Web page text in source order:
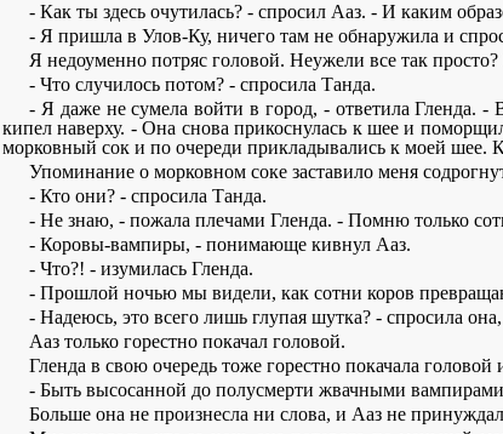
- Как ты здесь очутилась? - спросил Ааз. - И каким
- Я пришла в Улов-Ку, ничего там не обнаружила и
Я недоуменно потряс головой. Неужели все так
- Что случилось потом? - спросила Танда.
- Я даже не сумела войти в город, - ответила Гленда. -
кипел наверху. - Она снова прикоснулась к шее и
морковный сок и по очереди прикладывались к моей шее.
Упоминание о морковном соке заставило меня
- Кто они? - спросила Танда.
- Не знаю, - пожала плечами Гленда. - Помню только
- Коровы-вампиры, - понимающе кивнул Ааз.
- Что?! - изумилась Гленда.
- Прошлой ночью мы видели, как сотни коров
- Надеюсь, это всего лишь глупая шутка? - спросила
Ааз только горестно покачал головой.
Гленда в свою очередь тоже горестно покачала головой
- Быть высосанной до полусмерти жвачными
Больше она не произнесла ни слова, и Ааз не